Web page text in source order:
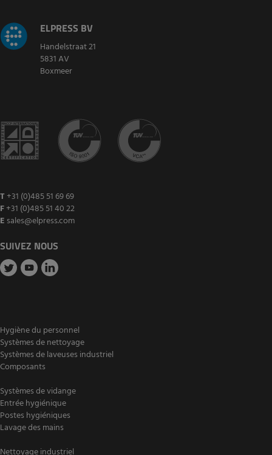
ELPRESS BV
Handelstraat 21
5831 AV
Boxmeer
T +31 (0)485 51 69 69
F+31 (0)485 51 40 22
E sales@elpress.com
SUIVEZ NOUS
Hygiène du personnel
Systèmes de nettoyage
Systèmes de laveuses industriel
Composants
Systèmes de vidange
Entrée hygiénique
Postes hygiéniques
Lavage des mains
Nettoyage industriel